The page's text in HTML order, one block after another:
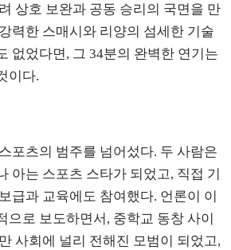
상호 보완과 공동 승리의 국면을 만
력한 스매시와 리양의 섬세한 기술
없었다면, 그 34분의 완벽한 연기는
이다.
포츠의 범주를 넘어섰다. 두 사람은
아는 스포츠 스타가 되었고, 직접 기
급과 교육에도 참여했다. 언론이 이
으로 보도하면서, 중학교 동창 사이
사회에 널리 전해진 모범이 되었고,